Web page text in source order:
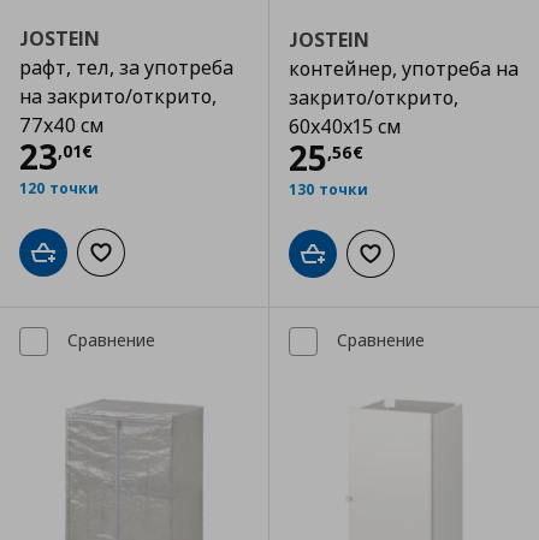
JOSTEIN
рафт, тел, за употреба
на закрито/открито,
77x40 см
23,01€
Цена
120 точки
Добави в кошницата
Добави към списъка с любими
JOSTEIN
контейнер, употреба на
закрито/открито,
60x40x15 см
25,56€
Цена
130 точки
Добави в кошницата
Добави към
Сравнение Сравнение